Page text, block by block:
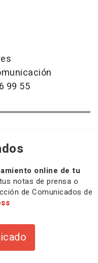
99 55
online de tu
notas de prensa o
de Comunicados de